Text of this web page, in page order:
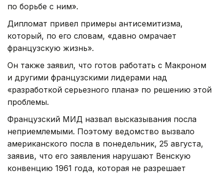
по борьбе с ним».
Дипломат привел примеры антисемитизма,
который, по его словам, «давно омрачает
французскую жизнь».
Он также заявил, что готов работать с Макроном
и другими французскими лидерами над
«разработкой серьезного плана» по решению этой
проблемы.
Французский МИД назвал высказывания посла
неприемлемыми. Поэтому ведомство вызвало
американского посла в понедельник, 25 августа,
заявив, что его заявления нарушают Венскую
конвенцию 1961 года, которая не разрешает